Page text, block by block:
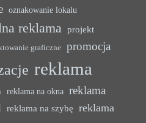
oznakowanie lokalu
reklama projekt
graficzne
promocja
reklama
reklama na okna
reklama
reklama na szybę reklama